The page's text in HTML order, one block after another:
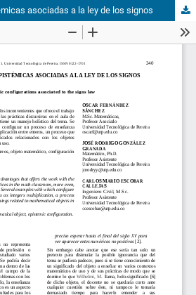
asociadas a la ley de los signos